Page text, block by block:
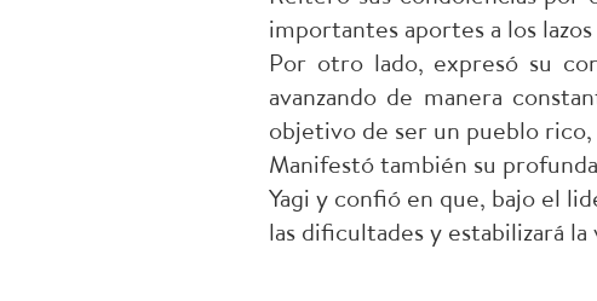
importantes aportes a los
Por otro lado, expresó su
avanzando de manera
objetivo de ser un pueblo
Manifestó también su
Yagi y confió en que, bajo el
las dificultades y estabilizará la